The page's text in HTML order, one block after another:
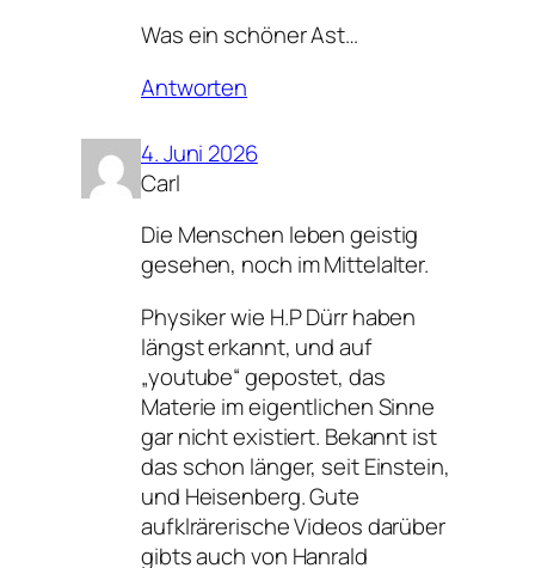
Was ein schöner Ast…
Antworten
4. Juni 2026
Carl
Die Menschen leben geistig
gesehen, noch im Mittelalter.
Physiker wie H.P Dürr haben
längst erkannt, und auf
„youtube“ gepostet, das
Materie im eigentlichen Sinne
gar nicht existiert. Bekannt ist
das schon länger, seit Einstein,
und Heisenberg. Gute
aufklrärerische Videos darüber
gibts auch von Hanrald